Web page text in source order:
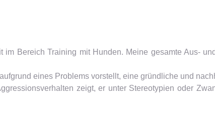
im Bereich Training mit Hunden. Meine gesamte Aus-
eines Problems vorstellt, eine gründliche und
zeigt, er unter Stereotypien oder